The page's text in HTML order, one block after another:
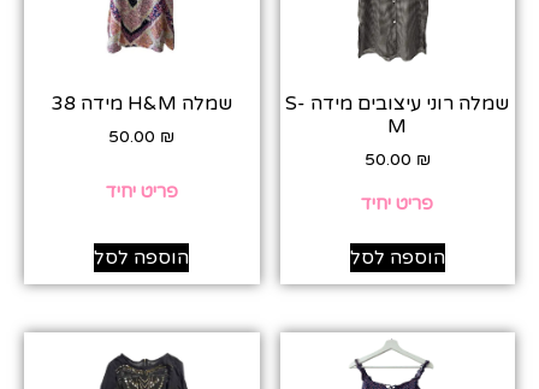
שמלה רוני עיצובים מידה S-
M
50.00 ₪
פריט יחיד
הוספה לסל
שמלה H&M מידה 38
50.00 ₪
פריט יחיד
הוספה לסל